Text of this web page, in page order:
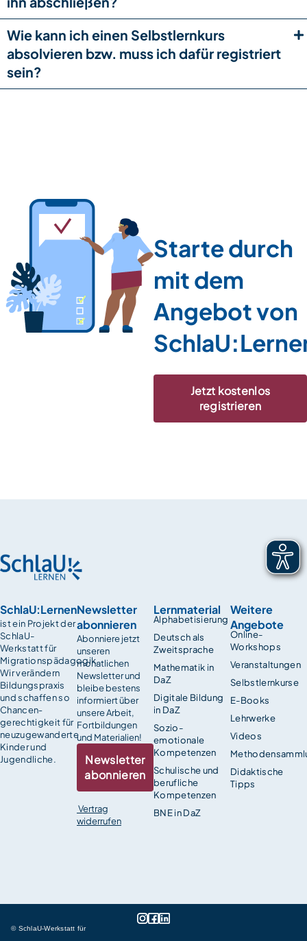
Wie kann ich einen Selbstlernkurs
absolvieren bzw. muss ich dafür registriert
sein?
Starte durch
mit dem
Angebot von
Jetzt kostenlos
registrieren
SchlaU:Lernen
ist ein Projekt der
SchlaU-
Werkstatt für
Migrationspädagogik.
Wir verändern
Bildungspraxis
und schaffen so
Chancen­
gerechtigkeit für
neuzugewanderte
Kinder und
Jugendliche.
Lernmaterial
Alphabetisierung
Deutsch als
Zweitsprache
Mathematik in
DaZ
Digitale Bildung
in DaZ
Sozio-
emotionale
Kompetenzen
Schulische und
berufliche
Kompetenzen
BNE in DaZ
Weitere
Angebote
Online-
Workshops
Veranstaltungen
Selbstlernkurse
E-Books
Lehrwerke
Videos
Didaktische
Tipps
Newsletter
abonnieren
Abonniere jetzt
unseren
monatlichen
Newsletter und
bleibe bestens
informiert über
unsere Arbeit,
Fortbildungen
und Materialien!
Newsletter
abonnieren
Vertrag
widerrufen
© SchlaU-Werkstatt für